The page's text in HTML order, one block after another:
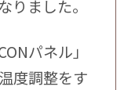
りました。
パネル」
度調整をす